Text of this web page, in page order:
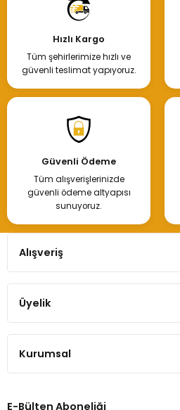
Hızlı Kargo
Tüm şehirlerimize hızlı ve
güvenli teslimat yapıyoruz.
Güvenli Ödeme
Tüm alışverişlerinizde
güvenli ödeme altyapısı
sunuyoruz.
Alışveriş
Üyelik
Kurumsal
E-Bülten Aboneliği